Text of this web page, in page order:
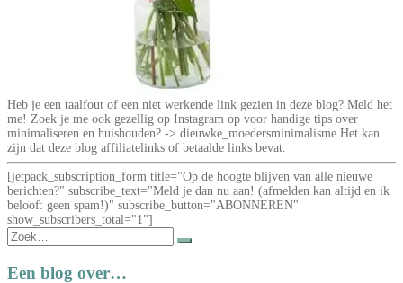
Heb je een taalfout of een niet werkende link gezien in deze blog? Meld het
me! Zoek je me ook gezellig op Instagram op voor handige tips over
minimaliseren en huishouden? -> dieuwke_moedersminimalisme Het kan
zijn dat deze blog affiliatelinks of betaalde links bevat.
[jetpack_subscription_form title="Op de hoogte blijven van alle nieuwe
berichten?" subscribe_text="Meld je dan nu aan! (afmelden kan altijd en ik
beloof: geen spam!)" subscribe_button="ABONNEREN"
show_subscribers_total="1"]
Zoek
naar:
Een blog over…